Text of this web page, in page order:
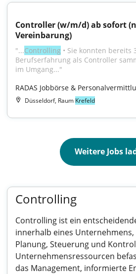
Controller (w/m/d) ab sofort
Vereinbarung)
"...Controlling • Sie konnten bereits
Berufserfahrung als Controller
im Umgang..."
RADAS Jobbörse &
Düsseldorf, Raum Krefeld
Weitere Jobs
Controlling
Controlling ist ein
innerhalb eines
Planung, Steuerung und
Unternehmensressourcen
das Management, informierte